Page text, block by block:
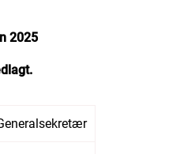
2025